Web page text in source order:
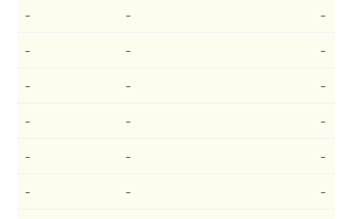
– – –
– – –
– – –
– – –
– – –
– – –